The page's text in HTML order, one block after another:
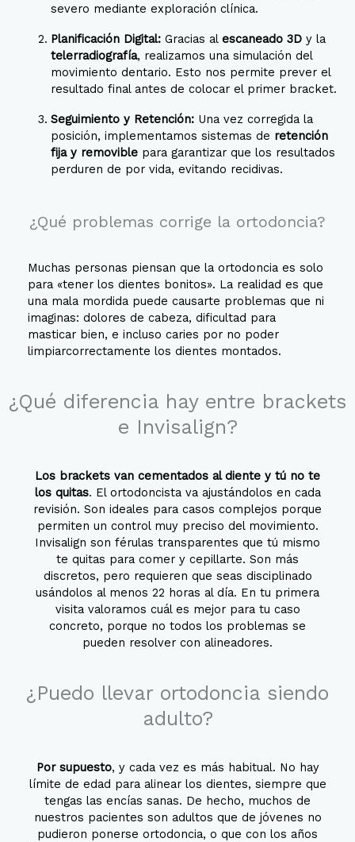
severo mediante exploración clínica.
Planificación Digital:Gracias al escaneado 3Dy la
telerradiografía, realizamos una simulación del
movimiento dentario. Esto nos permite prever el
resultado final antes de colocar el primer bracket.
Seguimiento y Retención:Una vez corregida la
posición, implementamos sistemas de retención
fija y removiblepara garantizar que los resultados
perduren de por vida, evitando recidivas.
¿Qué problemas corrige la ortodoncia?
Muchas personas piensan que la ortodoncia es solo
para «tener los dientes bonitos». La realidad es que
una mala mordida puede causarte problemas que ni
imaginas: dolores de cabeza, dificultad para
masticar bien, e incluso caries por no poder
limpiarcorrectamente los dientes montados.
¿Qué diferencia hay entre brackets
e Invisalign?
Los brackets van cementados al diente y tú no te
los quitas. El ortodoncista va ajustándolos en cada
revisión. Son ideales para casos complejos porque
permiten un control muy preciso del movimiento.
Invisalign son férulas transparentes que tú mismo
te quitas para comer y cepillarte. Son más
discretos, pero requieren que seas disciplinado
usándolos al menos 22 horas al día. En tu primera
visita valoramos cuál es mejor para tu caso
concreto, porque no todos los problemas se
pueden resolver con alineadores.
¿Puedo llevar ortodoncia siendo
adulto?
Por supuesto, y cada vez es más habitual. No hay
límite de edad para alinear los dientes, siempre que
tengas las encías sanas. De hecho, muchos de
nuestros pacientes son adultos que de jóvenes no
pudieron ponerse ortodoncia, o que con los años